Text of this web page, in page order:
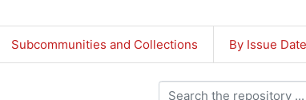
Subcommunities and Collections By Issue Date